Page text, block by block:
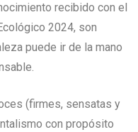
recibido con el
2024, son
puede ir de la mano
(firmes, sensatas y
con propósito